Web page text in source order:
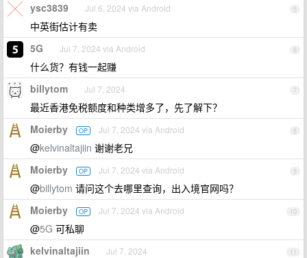
5
ysc3839 Jul 6, 2024 via Android
中英街估计有卖
6
5G Jul 7, 2024 via Android
什么货？有钱一起赚
7
billytom Jul 7, 2024
最近香港免税额度和种类增多了，先了解下？
8
Moierby OP Jul 7, 2024 via Android
@kelvinaltajiin 谢谢老兄
9
Moierby OP Jul 7, 2024 via Android
@billytom 请问这个去哪里查询，出入境官网吗？
10
Moierby OP Jul 7, 2024 via Android
@5G 可私聊
11
kelvinaltajiin Jul 7, 2024